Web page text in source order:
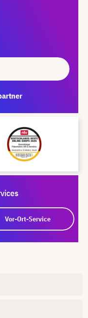
Vor-Ort-Service